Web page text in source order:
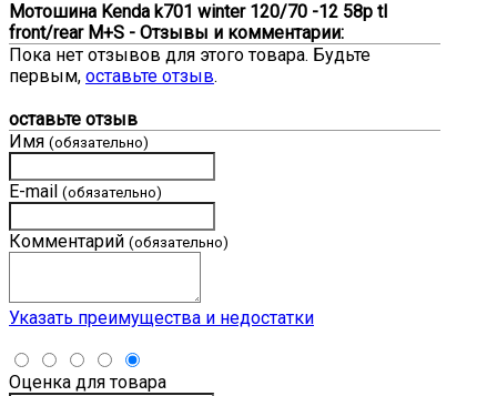
Мотошина Kenda k701 winter 120/70 -12 58p tl
front/rear M+S - Отзывы и комментарии:
Пока нет отзывов для этого товара. Будьте
первым, оставьте отзыв.
оставьте отзыв
Имя (обязательно)
E-mail (обязательно)
Комментарий (обязательно)
Указать преимущества и недостатки
Оценка для товара